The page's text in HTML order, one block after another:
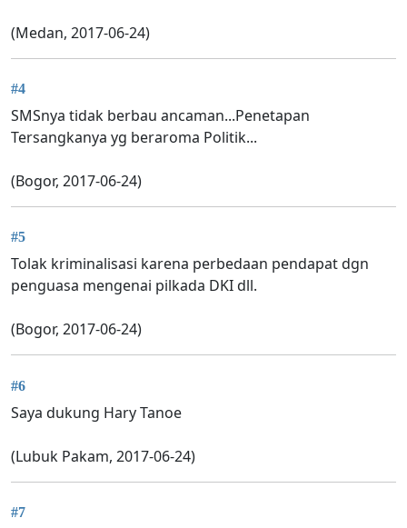
(Medan, 2017-06-24)
#4
SMSnya tidak berbau ancaman...Penetapan
Tersangkanya yg beraroma Politik...
(Bogor, 2017-06-24)
#5
Tolak kriminalisasi karena perbedaan pendapat dgn
penguasa mengenai pilkada DKI dll.
(Bogor, 2017-06-24)
#6
Saya dukung Hary Tanoe
(Lubuk Pakam, 2017-06-24)
#7